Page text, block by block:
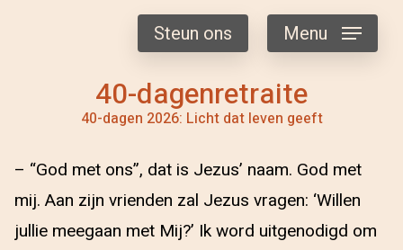
40-dagenretraite
40-dagen 2026: Licht dat leven geeft
Steun ons Menu
– “God met ons”, dat is Jezus’ naam. God met
mij. Aan zijn vrienden zal Jezus vragen: ‘Willen
jullie meegaan met Mij?’ Ik word uitgenodigd om